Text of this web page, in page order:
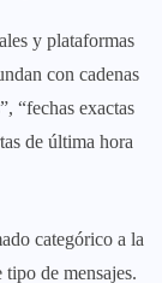
y plataformas
con cadenas
“fechas exactas
de última hora
categórico a la
de mensajes.